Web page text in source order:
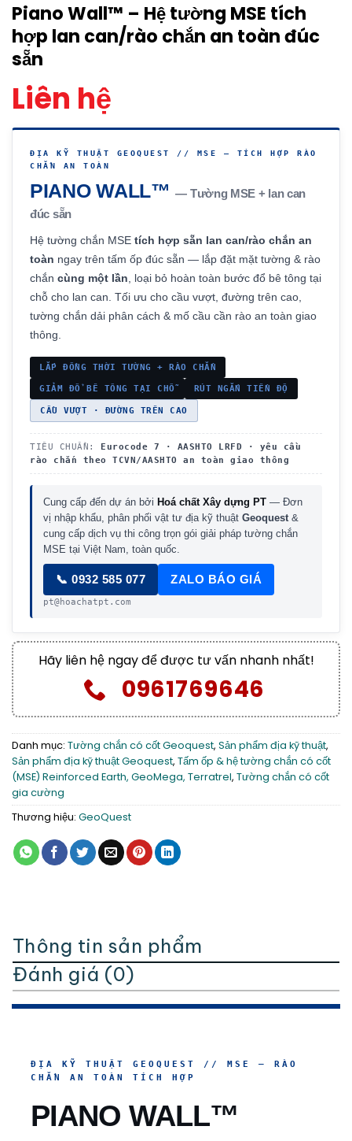
Piano Wall™ – Hệ tường MSE tích
hợp lan can/rào chắn an toàn đúc
sẵn
Liên hệ
ĐỊA KỸ THUẬT GEOQUEST // MSE — TÍCH HỢP RÀO
CHẮN AN TOÀN
PIANO WALL™— Tường MSE + lan can
đúc sẵn
Hệ tường chắn MSE tích hợp sẵn lan can/rào chắn an
toàn ngay trên tấm ốp đúc sẵn — lắp đặt mặt tường & rào
chắn cùng một lần, loại bỏ hoàn toàn bước đổ bê tông tại
chỗ cho lan can. Tối ưu cho cầu vượt, đường trên cao,
tường chắn dải phân cách & mố cầu cần rào an toàn giao
thông.
LẮP ĐỒNG THỜI TƯỜNG + RÀO CHẮN
GIẢM ĐỔ BÊ TÔNG TẠI CHỖ RÚT NGẮN TIẾN ĐỘ
CẦU VƯỢT · ĐƯỜNG TRÊN CAO
TIÊU CHUẨN:
Eurocode 7 · AASHTO LRFD · yêu cầu
rào chắn theo TCVN/AASHTO an toàn giao thông
Cung cấp đến dự án bởi Hoá chất Xây dựng PT — Đơn
vị nhập khẩu, phân phối vật tư địa kỹ thuật Geoquest&
cung cấp dịch vụ thi công trọn gói giải pháp tường chắn
MSE tại Việt Nam, toàn quốc.
📞 0932 585 077 ZALO BÁO GIÁ
pt@hoachatpt.com
Hãy liên hệ ngay để được tư vấn nhanh nhất!
0961769646
Danh mục: Tường chắn có cốt Geoquest, Sản phẩm địa kỹ thuật,
Sản phẩm địa kỹ thuật Geoquest, Tấm ốp & hệ tường chắn có cốt
(MSE) Reinforced Earth, GeoMega, Terratrel, Tường chắn có cốt
gia cường
Thương hiệu: GeoQuest
Thông tin sản phẩm
Đánh giá (0)
ĐỊA KỸ THUẬT GEOQUEST // MSE — RÀO
CHẮN AN TOÀN TÍCH HỢP
PIANO WALL™